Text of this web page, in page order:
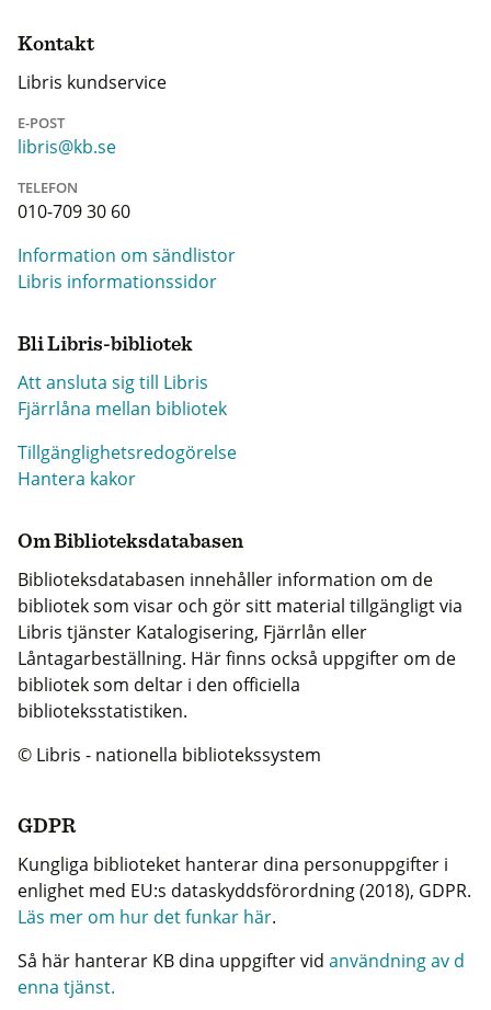
Kontakt
Libris kundservice
E-POST
libris@kb.se
TELEFON
010-709 30 60
Information om sändlistor
Libris informationssidor
Bli Libris-bibliotek
Att ansluta sig till Libris
Fjärrlåna mellan bibliotek
Tillgänglighetsredogörelse
Hantera kakor
Om Biblioteksdatabasen
Biblioteksdatabasen innehåller information om de
bibliotek som visar och gör sitt material tillgängligt via
Libris tjänster Katalogisering, Fjärrlån eller
Låntagarbeställning. Här finns också uppgifter om de
bibliotek som deltar i den officiella
biblioteksstatistiken.
© Libris - nationella bibliotekssystem
GDPR
Kungliga biblioteket hanterar dina personuppgifter i
enlighet med EU:s dataskyddsförordning (2018), GDPR.
Läs mer om hur det funkar här.
Så här hanterar KB dina uppgifter vid användning av d
enna tjänst.